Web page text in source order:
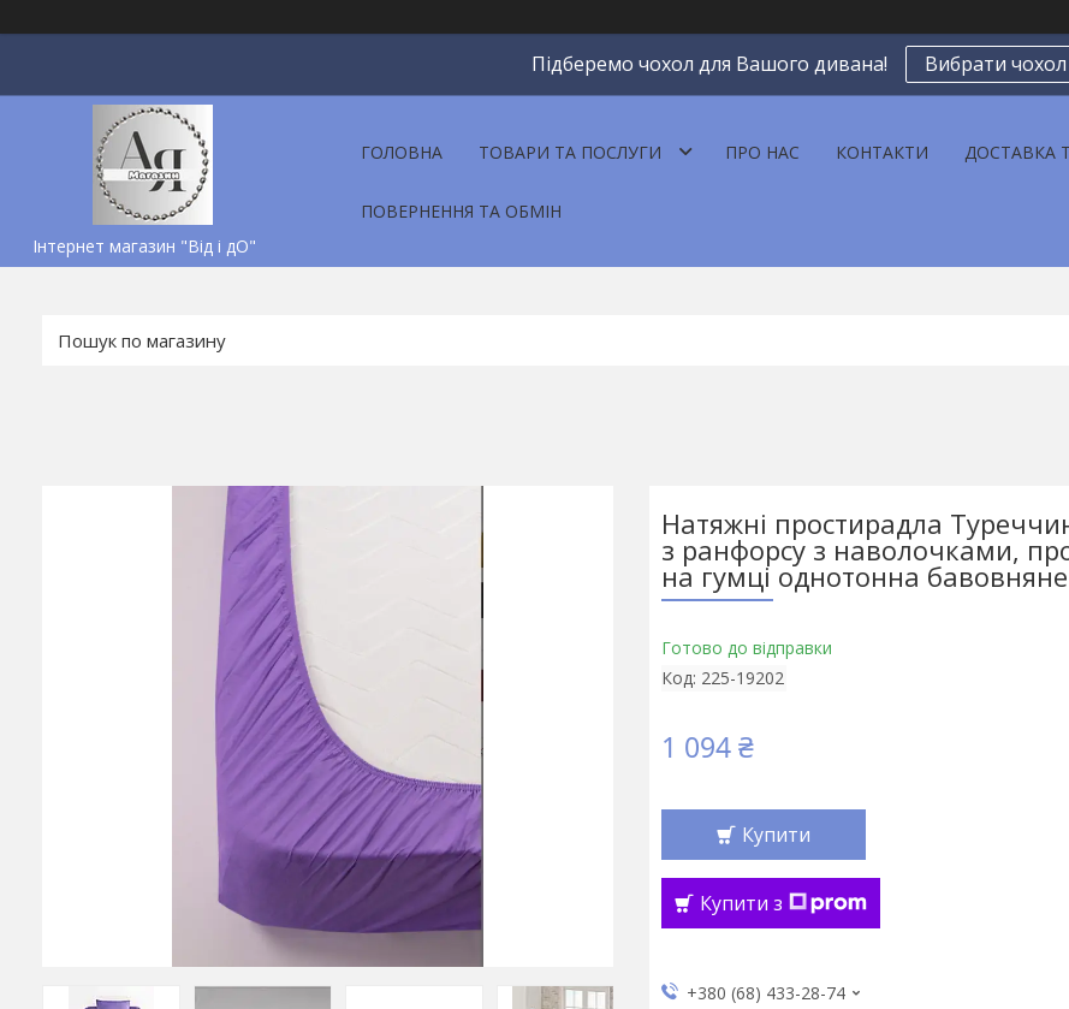
Підберемо чохол для Вашого дивана! Вибрати чохол
Інтернет магазин "Від і дО"
ГОЛОВНА ТОВАРИ ТА ПОСЛУГИ ПРО НАС КОНТАКТИ ДОСТАВКА
ПОВЕРНЕННЯ ТА ОБМІН
Натяжні простирадла
з ранфорсу з наволочками,
на гумці однотонна
Готово до відправки
Код: 225-19202
1 094 ₴
Купити
Купити з
+380 (68) 433-28-74